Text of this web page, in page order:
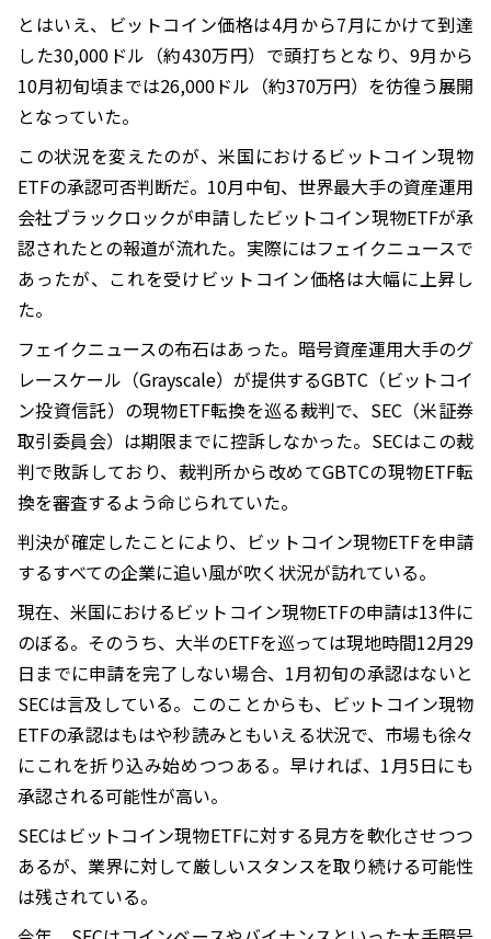
とはいえ、ビットコイン価格は4月から7月にかけて到達
した30,000ドル（約430万円）で頭打ちとなり、9月から
10月初旬頃までは26,000ドル（約370万円）を彷徨う展開
となっていた。
この状況を変えたのが、米国におけるビットコイン現物
ETFの承認可否判断だ。10月中旬、世界最大手の資産運用
会社ブラックロックが申請したビットコイン現物ETFが承
認されたとの報道が流れた。実際にはフェイクニュースで
あったが、これを受けビットコイン価格は大幅に上昇し
た。
フェイクニュースの布石はあった。暗号資産運用大手のグ
レースケール（Grayscale）が提供するGBTC（ビットコイ
ン投資信託）の現物ETF転換を巡る裁判で、SEC（米証券
取引委員会）は期限までに控訴しなかった。SECはこの裁
判で敗訴しており、裁判所から改めてGBTCの現物ETF転
換を審査するよう命じられていた。
判決が確定したことにより、ビットコイン現物ETFを申請
するすべての企業に追い風が吹く状況が訪れている。
現在、米国におけるビットコイン現物ETFの申請は13件に
のぼる。そのうち、大半のETFを巡っては現地時間12月29
日までに申請を完了しない場合、1月初旬の承認はないと
SECは言及している。このことからも、ビットコイン現物
ETFの承認はもはや秒読みともいえる状況で、市場も徐々
にこれを折り込み始めつつある。早ければ、1月5日にも
承認される可能性が高い。
SECはビットコイン現物ETFに対する見方を軟化させつつ
あるが、業界に対して厳しいスタンスを取り続ける可能性
は残されている。